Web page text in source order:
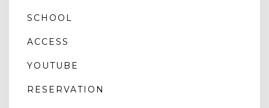
SCHOOL
ACCESS
YOUTUBE
RESERVATION